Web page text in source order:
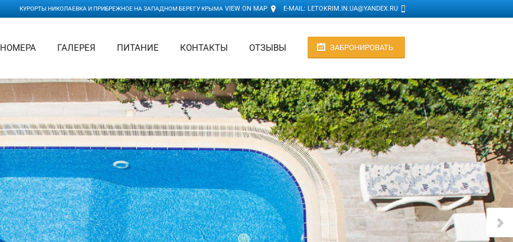
КУРОРТЫ НИКОЛАЕВКА И ПРИБРЕЖНОЕ НА ЗАПАДНОМ БЕРЕГУ КРЫМА VIEW ON MAP E-MAIL: LETOKRIM.IN.UA@YANDEX.RU
ЗАБРОНИРОВАТЬ
НОМЕРА ГАЛЕРЕЯ ПИТАНИЕ КОНТАКТЫ ОТЗЫВЫ